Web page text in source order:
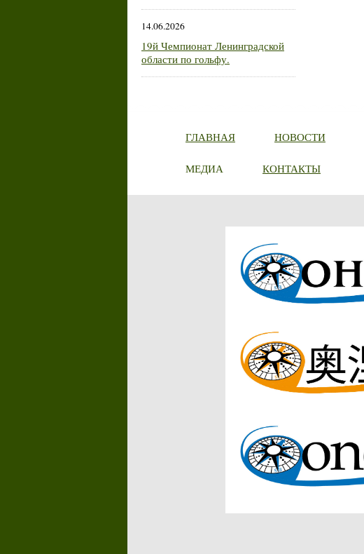
14.06.2026
19й Чемпионат Ленинградской
области по гольфу.
ГЛАВНАЯ НОВОСТИ
МЕДИА КОНТАКТЫ